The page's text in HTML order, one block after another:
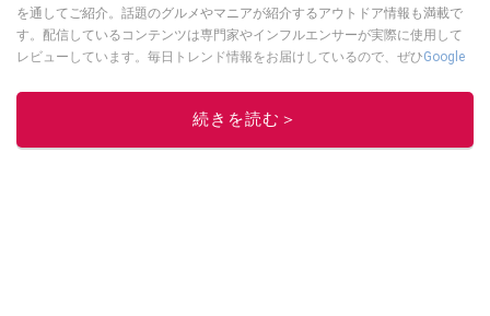
を通してご紹介。話題のグルメやマニアが紹介するアウトドア情報も満載で
す。配信しているコンテンツは専門家やインフルエンサーが実際に使用して
レビューしています。毎日トレンド情報をお届けしているので、ぜひGoogle
このイチオシストの他の記事を読む
続きを読む＞